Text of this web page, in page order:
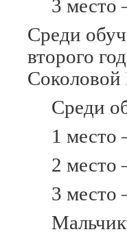
3 место
Среди
второго
Среди
1 место
2 место
3 место